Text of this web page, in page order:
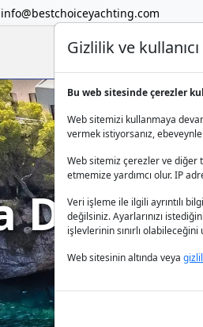
info@bestchoiceyachting.com
Deniz
Gizlilik ve
Bu web sitesinde çerezler
Web sitemizi kullanmaya
vermek istiyorsanız,
Web sitemiz çerezler ve diğer
etmemize yardımcı olur. IP
Veri işleme ile ilgili ayrıntılı
değilsiniz. Ayarlarınızı
işlevlerinin sınırlı olabileceğini
Web sitesinin altında veya